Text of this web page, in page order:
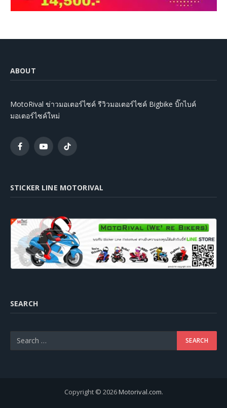
ABOUT
MotoRival ข่าวมอเตอร์ไซค์ รีวิวมอเตอร์ไซค์ Bigbike บิ๊กไบค์
มอเตอร์ไซค์ใหม่
FacebookYouTubeTikTok
STICKER LINE MOTORIVAL
SEARCH
Copyright © 2026Motorival.com.